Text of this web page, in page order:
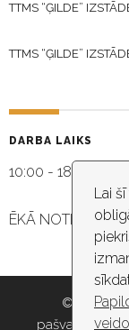
Lai
TTMS “ĢILDE”
TTMS “ĢILDE”
DARBA LAIKS
10:00 - 18:30
ĒKĀ NOTIEK
© 2026
pašvaldības